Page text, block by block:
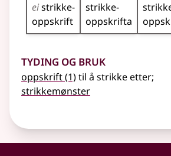
eistrikke­
oppskrift
strikke­
oppskrifta
Tyding og bruk
oppskrift(1)til å strikke etter;
strikkemønster